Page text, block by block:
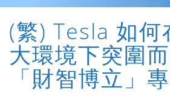
(繁) Tesla 如何
大環境下突圍
「財智博立」